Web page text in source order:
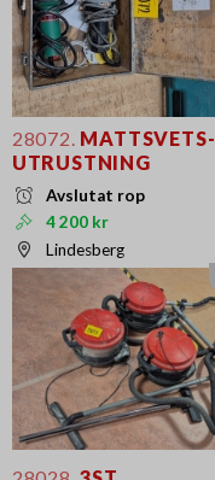
28072. MATTSVETS-
UTRUSTNING
Avslutat rop
4 200 kr
Lindesberg